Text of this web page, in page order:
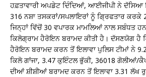
ਹਫ਼ਤਾਵਾਰੀ ਅਪਡੇਟ ਦਿੰਦਿਆਂ, ਆਈਜੀਪੀ ਨੇ ਦੱਸਿਆ
316 ਨਸ਼ਾ ਤਸਕਰਾਂ/ਸਪਲਾਇਰਾਂ ਨੂੰ ਗ੍ਰਿਫਤਾਰ
ਜਿਨ੍ਹਾਂ ਵਿੱਚੋਂ 30 ਵਪਾਰਕ ਮਾਮਲਿਆਂ ਨਾਲ ਸਬੰਧਤ
ਕਿਲੋਗ੍ਰਾਮ ਹੈਰੋਇਨ ਬਰਾਮਦ ਕੀਤੀ ਹੈ। ਦੱਸਣਯੋਗ ਹੈ
ਹੈਰੋਇਨ ਬਰਾਮਦ ਕਰਨ ਤੋਂ ਇਲਾਵਾ ਪੁਲਿਸ ਟੀਮਾਂ ਨੇ
ਕਿਲੋ ਗਾਂਜਾ, 3.47 ਕੁਇੰਟਲ ਭੁੱਕੀ, 36018 ਗੋਲੀਆਂ/
ਦੀਆਂ ਸ਼ੀਸ਼ੀਆਂ ਬਰਾਮਦ ਕਰਨ ਤੋਂ ਇਲਾਵਾ 3.31 ਲੱਖ